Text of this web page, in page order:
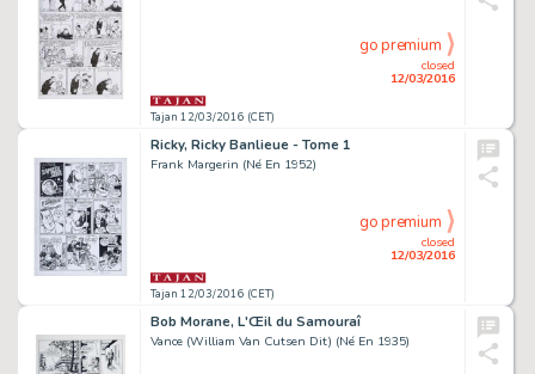
Tajan 12/03/2016 (CET)
closed
12/03/2016
go premium
Ricky, Ricky Banlieue - Tome 1
Frank Margerin (Né En 1952)
Tajan 12/03/2016 (CET)
closed
12/03/2016
go premium
Bob Morane, L'Œil du Samouraî
Vance (William Van Cutsen Dit) (Né En 1935)